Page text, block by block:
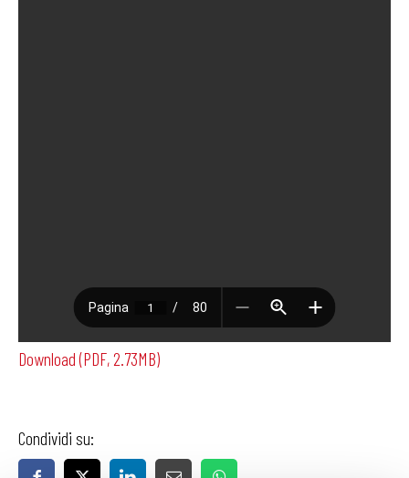
Download (PDF, 2.73MB)
Condividi su: